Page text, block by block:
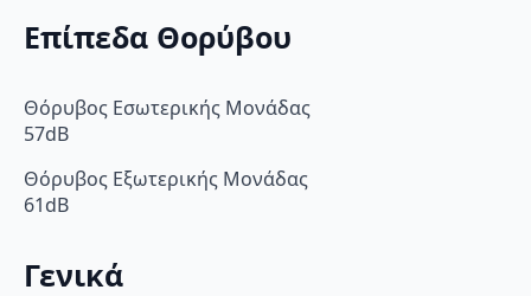
Επίπεδα Θορύβου
Θόρυβος Εσωτερικής Μονάδας
57dB
Θόρυβος Εξωτερικής Μονάδας
61dB
Γενικά